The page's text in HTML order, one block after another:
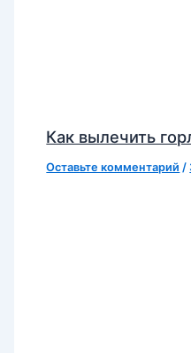
Как вылечить
Оставьте комментарий /